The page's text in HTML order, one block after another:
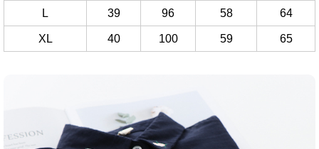
L 39 96 58 64
XL 40 100 59 65